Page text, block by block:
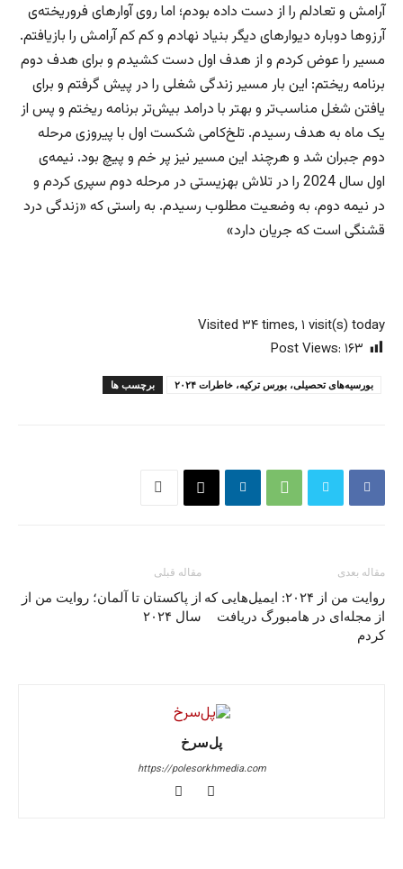
آرامش و تعادلم را از دست داده بودم؛ اما روی آوارهای فروریخته‌ی
آرزوها دوباره دیوارهای دیگر بنیاد نهادم و کم کم آرامش را بازیافتم.
مسیر را عوض کردم و از هدف اول دست کشیدم و برای هدف دوم
برنامه ریختم: این بار مسیر زندگی شغلی را در پیش گرفتم و برای
یافتن شغل مناسب‌تر و بهتر با درامد بیش‌تر برنامه ریختم و پس از
یک ماه به هدف رسیدم. تلخ‌کامی شکست اول با پیروزی مرحله
دوم جبران شد و هرچند این مسیر نیز پر خم و پیچ بود. نیمه‌ی
اول سال 2024 را در تلاش بهزیستی در مرحله دوم سپری کردم و
در نیمه دوم، به وضعیت مطلوب رسیدم. به راستی که «زندگی درد
قشنگی است که جریان دارد»
Visited ۳۴ times, ۱ visit(s) today
Post Views: ۱۶۳
برچسب ها بورسیه‌های تحصیلی، بورس ترکیه، خاطرات ۲۰۲۴
مقاله قبلی
از پاکستان تا آلمان؛ روایت من از
سال ۲۰۲۴
مقاله بعدی
روایت من از ۲۰۲۴: ایمیل‌هایی که
از مجله‌ای در هامبورگ دریافت
کردم
پل‌سرخ
https://polesorkhmedia.com